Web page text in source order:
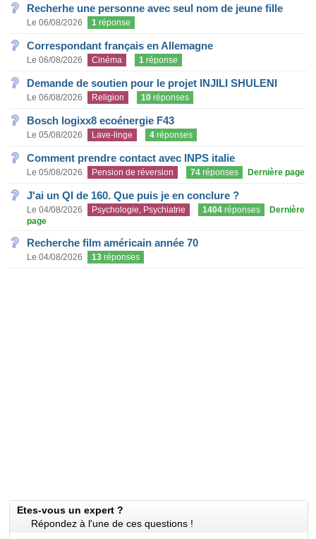
Recherhe une personne avec seul nom de jeune fille
Le 06/08/2026 1 réponse
Correspondant français en Allemagne
Le 06/08/2026 Cinéma 1 réponse
Demande de soutien pour le projet INJILI SHULENI
Le 06/08/2026 Religion 10 réponses
Bosch logixx8 ecoénergie F43
Le 05/08/2026 Lave-linge 4 réponses
Comment prendre contact avec INPS italie
Le 05/08/2026 Pension de réversion 74 réponses Dernière page
J'ai un QI de 160. Que puis je en conclure ?
Le 04/08/2026 Psychologie, Psychiatrie 1404 réponses
Dernière
page
Recherche film américain année 70
Le 04/08/2026 13 réponses
Etes-vous un expert ?
Répondez à l'une de ces questions !